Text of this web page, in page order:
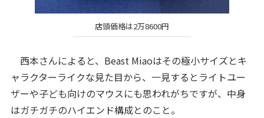
店頭価格は2万8600円
西本さんによると、Beast Miaoはその極小サイズとキ
ャラクターライクな見た目から、一見するとライトユー
ザーや子ども向けのマウスにも思われがちですが、中身
はガチガチのハイエンド構成とのこと。